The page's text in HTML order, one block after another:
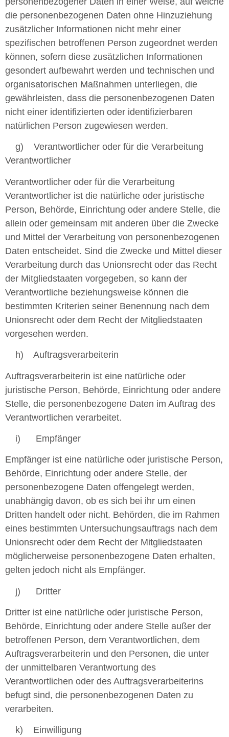
die personenbezogenen Daten ohne Hinzuziehung
zusätzlicher Informationen nicht mehr einer
spezifischen betroffenen Person zugeordnet werden
können, sofern diese zusätzlichen Informationen
gesondert aufbewahrt werden und technischen und
organisatorischen Maßnahmen unterliegen, die
gewährleisten, dass die personenbezogenen Daten
nicht einer identifizierten oder identifizierbaren
natürlichen Person zugewiesen werden.
g) Verantwortlicher oder für die Verarbeitung
Verantwortlicher
Verantwortlicher oder für die Verarbeitung
Verantwortlicher ist die natürliche oder juristische
Person, Behörde, Einrichtung oder andere Stelle, die
allein oder gemeinsam mit anderen über die Zwecke
und Mittel der Verarbeitung von personenbezogenen
Daten entscheidet. Sind die Zwecke und Mittel dieser
Verarbeitung durch das Unionsrecht oder das Recht
der Mitgliedstaaten vorgegeben, so kann der
Verantwortliche beziehungsweise können die
bestimmten Kriterien seiner Benennung nach dem
Unionsrecht oder dem Recht der Mitgliedstaaten
vorgesehen werden.
h) Auftragsverarbeiterin
Auftragsverarbeiterin ist eine natürliche oder
juristische Person, Behörde, Einrichtung oder andere
Stelle, die personenbezogene Daten im Auftrag des
Verantwortlichen verarbeitet.
i) Empfänger
Empfänger ist eine natürliche oder juristische Person,
Behörde, Einrichtung oder andere Stelle, der
personenbezogene Daten offengelegt werden,
unabhängig davon, ob es sich bei ihr um einen
Dritten handelt oder nicht. Behörden, die im Rahmen
eines bestimmten Untersuchungsauftrags nach dem
Unionsrecht oder dem Recht der Mitgliedstaaten
möglicherweise personenbezogene Daten erhalten,
gelten jedoch nicht als Empfänger.
j) Dritter
Dritter ist eine natürliche oder juristische Person,
Behörde, Einrichtung oder andere Stelle außer der
betroffenen Person, dem Verantwortlichen, dem
Auftragsverarbeiterin und den Personen, die unter
der unmittelbaren Verantwortung des
Verantwortlichen oder des Auftragsverarbeiterins
befugt sind, die personenbezogenen Daten zu
verarbeiten.
k) Einwilligung